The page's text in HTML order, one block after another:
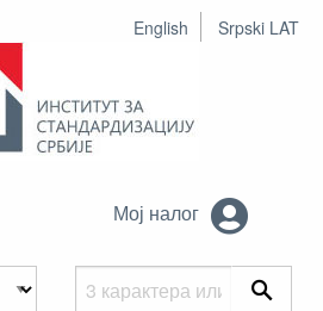
English Srpski LAT
Мој налог